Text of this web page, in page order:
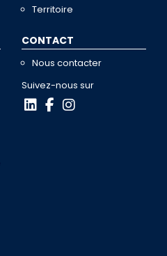
Territoire
CONTACT
Nous contacter
Suivez-nous sur